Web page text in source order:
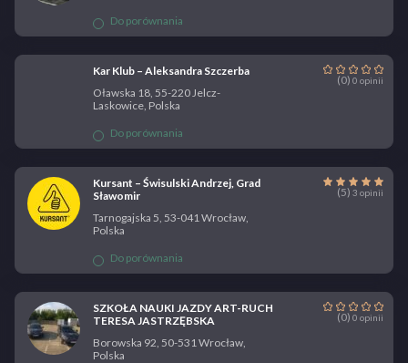
Do porównania
Kar Klub – Aleksandra Szczerba
(0) 0 opinii
Oławska 18, 55-220 Jelcz-
Laskowice, Polska
Do porównania
Kursant – Świsulski Andrzej, Grad
Sławomir
(5) 3 opinii
Tarnogajska 5, 53-041 Wrocław,
Polska
Do porównania
SZKOŁA NAUKI JAZDY ART-RUCH
TERESA JASTRZĘBSKA
(0) 0 opinii
Borowska 92, 50-531 Wrocław,
Polska